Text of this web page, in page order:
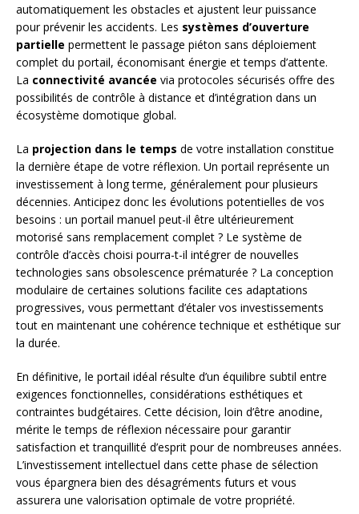
automatiquement les obstacles et ajustent leur puissance
pour prévenir les accidents. Les systèmes d’ouverture
partielle permettent le passage piéton sans déploiement
complet du portail, économisant énergie et temps d’attente.
La connectivité avancée via protocoles sécurisés offre des
possibilités de contrôle à distance et d’intégration dans un
écosystème domotique global.
La projection dans le temps de votre installation constitue
la dernière étape de votre réflexion. Un portail représente un
investissement à long terme, généralement pour plusieurs
décennies. Anticipez donc les évolutions potentielles de vos
besoins : un portail manuel peut-il être ultérieurement
motorisé sans remplacement complet ? Le système de
contrôle d’accès choisi pourra-t-il intégrer de nouvelles
technologies sans obsolescence prématurée ? La conception
modulaire de certaines solutions facilite ces adaptations
progressives, vous permettant d’étaler vos investissements
tout en maintenant une cohérence technique et esthétique sur
la durée.
En définitive, le portail idéal résulte d’un équilibre subtil entre
exigences fonctionnelles, considérations esthétiques et
contraintes budgétaires. Cette décision, loin d’être anodine,
mérite le temps de réflexion nécessaire pour garantir
satisfaction et tranquillité d’esprit pour de nombreuses années.
L’investissement intellectuel dans cette phase de sélection
vous épargnera bien des désagréments futurs et vous
assurera une valorisation optimale de votre propriété.